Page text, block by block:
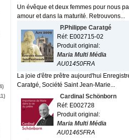
Un évêque et deux femmes pour nous
amour et dans la maturité. Retrouvons...
P.Philippe Caratgé
Réf: E002715-02
Produit original:
Maria Multi Média
AU01450FRA
La joie d'être prêtre aujourd'hui
Caratgé, Société Saint Jean-Marie...
Cardinal Schönborn
Réf: E002728
Produit original:
Maria Multi Média
AU01465FRA